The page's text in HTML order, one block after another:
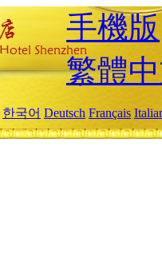
手機版
繁體
한국어 Deutsch Français